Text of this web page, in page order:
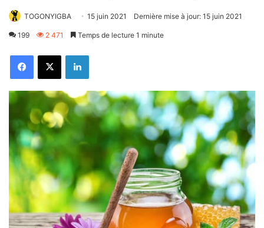
TOGONYIGBA 15 juin 2021 Dernière mise à jour: 15 juin 2021
199 2 471 Temps de lecture 1 minute
FacebookX Linkedin